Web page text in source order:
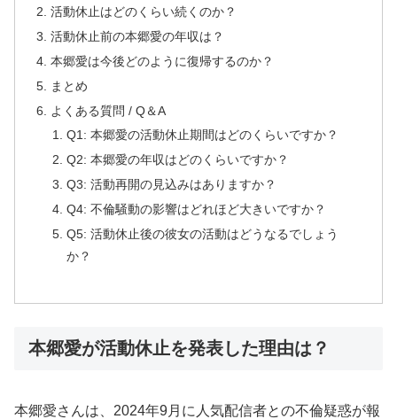
活動休止はどのくらい続くのか？
活動休止前の本郷愛の年収は？
本郷愛は今後どのように復帰するのか？
まとめ
よくある質問 / Q＆A
Q1: 本郷愛の活動休止期間はどのくらいですか？
Q2: 本郷愛の年収はどのくらいですか？
Q3: 活動再開の見込みはありますか？
Q4: 不倫騒動の影響はどれほど大きいですか？
Q5: 活動休止後の彼女の活動はどうなるでしょう
か？
本郷愛が活動休止を発表した理由は？
本郷愛さんは、2024年9月に人気配信者との不倫疑惑が報